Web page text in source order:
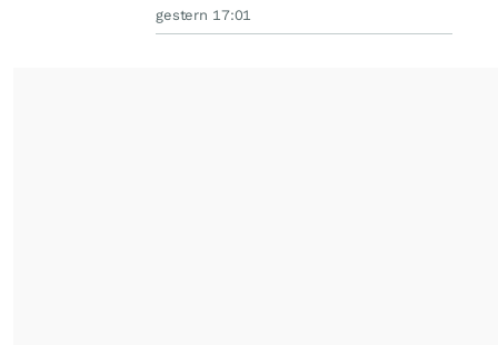
gestern 17:01